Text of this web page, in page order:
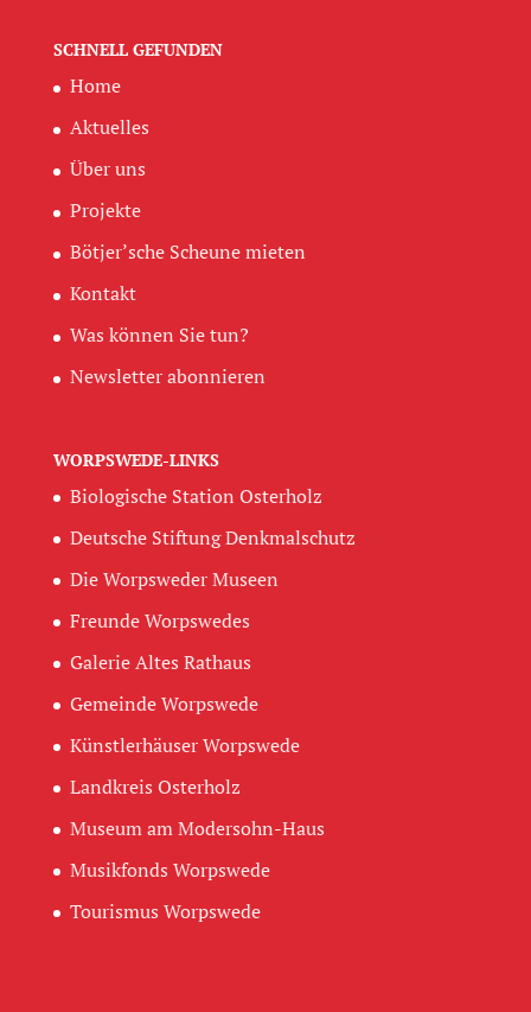
SCHNELL GEFUNDEN
Home
Aktuelles
Über uns
Projekte
Bötjer’sche Scheune mieten
Kontakt
Was können Sie tun?
Newsletter abonnieren
WORPSWEDE-LINKS
Biologische Station Osterholz
Deutsche Stiftung Denkmalschutz
Die Worpsweder Museen
Freunde Worpswedes
Galerie Altes Rathaus
Gemeinde Worpswede
Künstlerhäuser Worpswede
Landkreis Osterholz
Museum am Modersohn-Haus
Musikfonds Worpswede
Tourismus Worpswede